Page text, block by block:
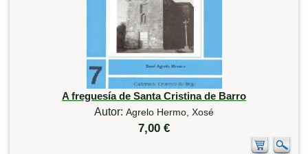
A freguesía de Santa Cristina de Barro
Autor: Agrelo Hermo, Xosé
7,00 €